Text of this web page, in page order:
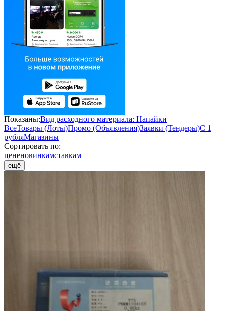
Показаны:Вид расходного материала: Напайки
ВсеТовары (Лоты)Промо (Объявления)Заявки (Тендеры)С 1
рубляМагазины
Сортировать по:
цененовинкамставкам
ещё